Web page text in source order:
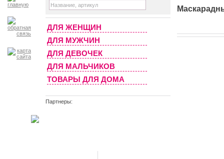
ДЛЯ ЖЕНЩИН
ДЛЯ МУЖЧИН
ДЛЯ ДЕВОЧЕК
ДЛЯ МАЛЬЧИКОВ
ТОВАРЫ ДЛЯ ДОМА
Партнеры: